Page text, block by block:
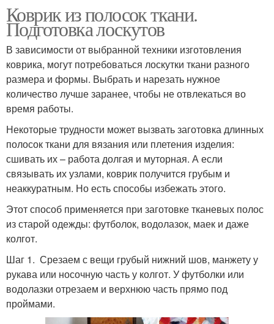
Коврик из полосок ткани.
Подготовка лоскутов
В зависимости от выбранной техники изготовления
коврика, могут потребоваться лоскутки ткани разного
размера и формы. Выбрать и нарезать нужное
количество лучше заранее, чтобы не отвлекаться во
время работы.
Некоторые трудности может вызвать заготовка длинных
полосок ткани для вязания или плетения изделия:
сшивать их – работа долгая и муторная. А если
связывать их узлами, коврик получится грубым и
неаккуратным. Но есть способы избежать этого.
Этот способ применяется при заготовке тканевых полос
из старой одежды: футболок, водолазок, маек и даже
колгот.
Шаг 1. Срезаем с вещи грубый нижний шов, манжету у
рукава или носочную часть у колгот. У футболки или
водолазки отрезаем и верхнюю часть прямо под
проймами.